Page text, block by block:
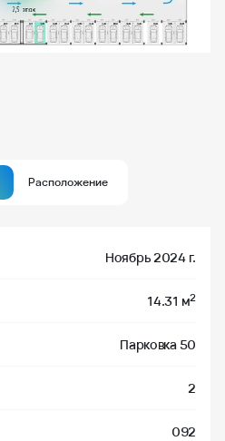
Расположение
Ноябрь 2024 г.
14.31 м2
Парковка 50
2
092